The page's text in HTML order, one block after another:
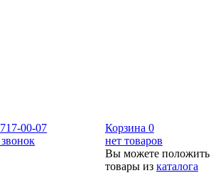
00-07
звонок
Корзина 0
нет товаров
Вы можете положить
товары из каталога